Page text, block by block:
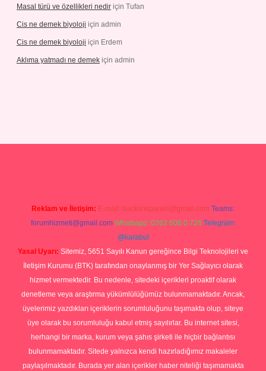
Masal türü ve özellikleri nedir için Tufan
Cis ne demek biyoloji için admin
Cis ne demek biyoloji için Erdem
Aklıma yatmadı ne demek için admin
Reklam ve İletişim: E-mail: backlinkpaneli@gmail.com Teams:
forumhizmeti@gmail.com Whatsapp: 0262 606 0 726 Telegram:
@karabul
Yasal Uyarı: Sitemiz, 5651 Sayılı Kanun gereğince Bilgi Teknolojileri ve
İletişim Kurumu (BTK) tarafından onaylanmış bir Yer Sağlayıcı olarak
hizmet vermektedir. Bu nedenle, sitedeki içerikleri proaktif olarak
denetleme veya araştırma yükümlülüğümüz bulunmamaktadır. Ancak,
üyelerimiz yazdıkları içeriklerin sorumluluğunu taşımakta olup, siteye
üye olarak bu sorumluluğu kabul etmiş sayılırlar. Bu internet sitesi,
herhangi bir marka, kurum veya şahıs şirketi ile hiçbir bağlantısı
bulunmamaktadır. Sitede yalnızca kendi hazırladığımız makaleler
paylaşılmaktadır. Burada yer alan içerikler haber niteliği taşımamakta